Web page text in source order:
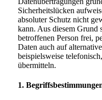
Sicherheitslücken
absoluter Schutz nicht
kann. Aus diesem Grund
betroffenen Person frei,
Daten auch auf
beispielsweise
übermitteln.
1.